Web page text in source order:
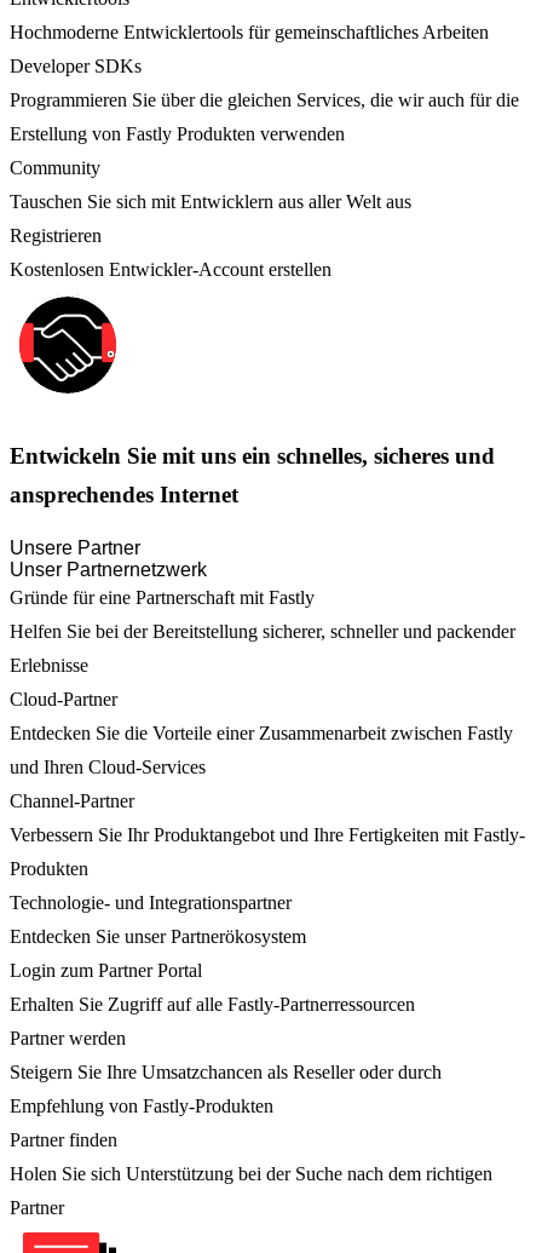
Hochmoderne Entwicklertools für gemeinschaftliches Arbeiten
Developer SDKs
Programmieren Sie über die gleichen Services, die wir auch für die
Erstellung von Fastly Produkten verwenden
Community
Tauschen Sie sich mit Entwicklern aus aller Welt aus
Registrieren
Kostenlosen Entwickler-Account erstellen
Entwickeln Sie mit uns ein schnelles, sicheres und
ansprechendes Internet
Unsere Partner
Unser Partnernetzwerk
Gründe für eine Partnerschaft mit Fastly
Helfen Sie bei der Bereitstellung sicherer, schneller und packender
Erlebnisse
Cloud-Partner
Entdecken Sie die Vorteile einer Zusammenarbeit zwischen Fastly
und Ihren Cloud-Services
Channel-Partner
Verbessern Sie Ihr Produktangebot und Ihre Fertigkeiten mit Fastly-
Produkten
Technologie- und Integrationspartner
Entdecken Sie unser Partnerökosystem
Login zum Partner Portal
Erhalten Sie Zugriff auf alle Fastly-Partnerressourcen
Partner werden
Steigern Sie Ihre Umsatzchancen als Reseller oder durch
Empfehlung von Fastly-Produkten
Partner finden
Holen Sie sich Unterstützung bei der Suche nach dem richtigen
Partner